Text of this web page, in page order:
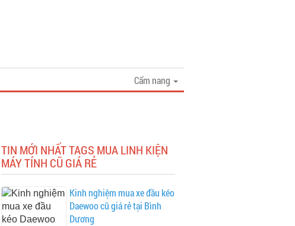
Cẩm nang
TIN MỚI NHẤT TAGS MUA LINH KIỆN
MÁY TÍNH CŨ GIÁ RẺ
Kinh nghiệm mua xe đầu kéo
Daewoo cũ giá rẻ tại Bình
Dương